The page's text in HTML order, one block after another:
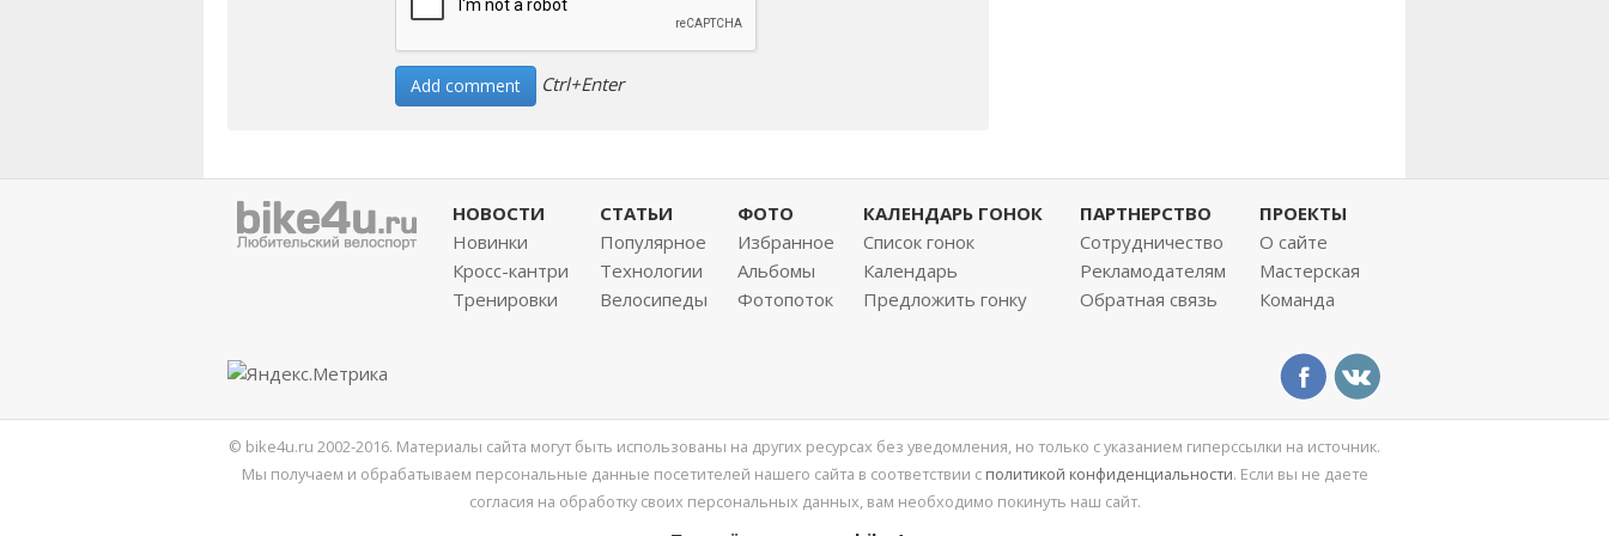
Ctrl+Enter
НОВОСТИ
Новинки
Кросс-кантри
Тренировки
СТАТЬИ
Популярное
Технологии
Велосипеды
ФОТО
Избранное
Альбомы
Фотопоток
КАЛЕНДАРЬ ГОНОК
Список гонок
Календарь
Предложить гонку
ПАРТНЕРСТВО
Сотрудничество
Рекламодателям
Обратная связь
ПРОЕКТЫ
О сайте
Мастерская
Команда
© bike4u.ru 2002-2016. Материалы сайта могут быть использованы на других ресурсах без уведомления, но только с указанием гиперссылки на источник.
Мы получаем и обрабатываем персональные данные посетителей нашего сайта в соответствии с политикой конфиденциальности. Если вы не даете
согласия на обработку своих персональных данных, вам необходимо покинуть наш сайт.